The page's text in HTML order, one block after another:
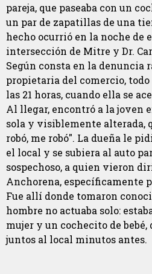
pareja, que paseaba con un
un par de zapatillas de una
hecho ocurrió en la noche de
intersección de Mitre y Dr.
Según consta en la denuncia
propietaria del comercio,
las 21 horas, cuando ella se
Al llegar, encontró a la joven
sola y visiblemente alterada,
robó, me robó". La dueña le
el local y se subiera al auto
sospechoso, a quien vieron
Anchorena, específicamente
Fue allí donde tomaron
hombre no actuaba solo:
mujer y un cochecito de
juntos al local minutos antes.